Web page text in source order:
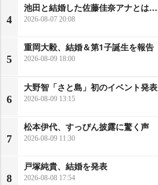
4
池田と結婚した佐藤佳奈アナとは…
2026-08-07 20:08
5
重岡大毅、結婚＆第1子誕生を報告
2026-08-09 18:00
6
大野智「さと島」初のイベント発表
2026-08-09 13:15
7
松本伊代、すっぴん披露に驚く声
2026-08-09 11:30
8
戸塚純貴、結婚を発表
2026-08-08 17:54